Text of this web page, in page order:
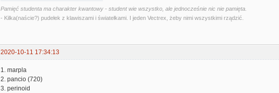
Pamięć studenta ma charakter kwantowy - student wie wszystko, ale jednocześnie nic nie pamięta.
- Kilka(naście?) pudełek z klawiszami i światełkami. I jeden Vectrex, żeby nimi wszystkimi rządzić.
2020-10-11 17:34:13
1. marpla
2. pancio (720)
3. perinoid